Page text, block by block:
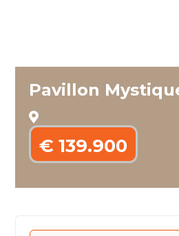
Pavillon
€ 139.900